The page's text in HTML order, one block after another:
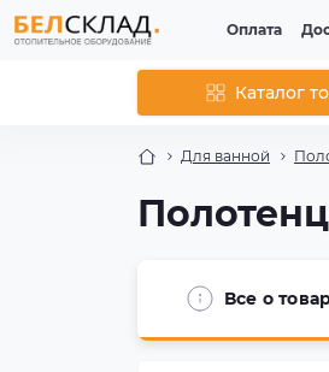
Оплата
Каталог
Для ванной
Все о